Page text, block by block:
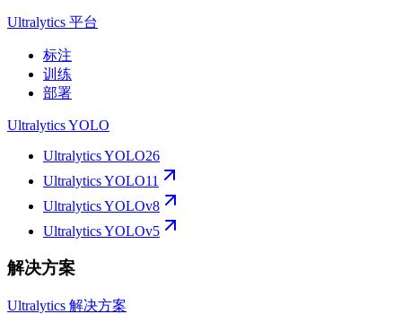
Ultralytics 平台
标注
训练
部署
Ultralytics YOLO
Ultralytics YOLO26
Ultralytics YOLO11
Ultralytics YOLOv8
Ultralytics YOLOv5
解决方案
Ultralytics 解决方案